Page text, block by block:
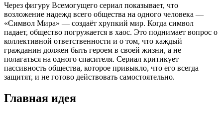
Через фигуру Всемогущего сериал показывает, что
возложение надежд всего общества на одного человека —
«Символ Мира» — создаёт хрупкий мир. Когда символ
падает, общество погружается в хаос. Это поднимает вопрос о
коллективной ответственности и о том, что каждый
гражданин должен быть героем в своей жизни, а не
полагаться на одного спасителя. Сериал критикует
пассивность общества, которое привыкло, что его всегда
защитят, и не готово действовать самостоятельно.
Главная идея